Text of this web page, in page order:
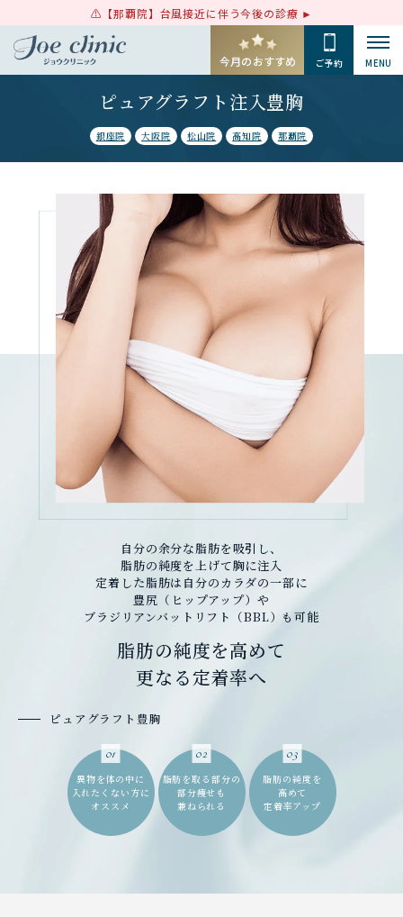
【那覇院】台風接近に伴う今後の診療
今月のおすすめ ご予約 MENU
ピュアグラフト注入豊胸
銀座院 大阪院 松山院 高知院 那覇院
自分の余分な脂肪を吸引し、
脂肪の純度を上げて胸に注入
定着した脂肪は自分のカラダの一部に
豊尻（ヒップアップ）や
ブラジリアンバットリフト（BBL）も可能
脂肪の純度を高めて
更なる定着率へ
ピュアグラフト豊胸
01
異物を体の中に
入れたくない方に
オススメ
02
脂肪を取る部分の
部分痩せも
兼ねられる
03
脂肪の純度を
高めて
定着率アップ